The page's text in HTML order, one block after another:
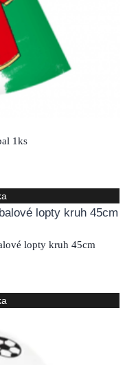
1ks
lopty kruh 45cm